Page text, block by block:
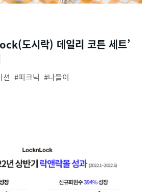
도시락) 데일리 코튼 세트’
션 피크닉
나들이